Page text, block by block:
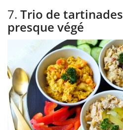
7. Trio de
presque végé